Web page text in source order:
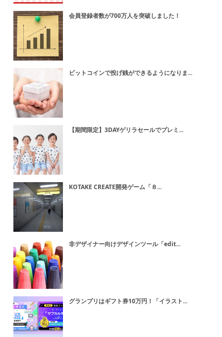
会員登録者数が700万人を突破しました！
ビットコインで投げ銭ができるようになりま...
【期間限定】3DAYゲリラセールでプレミ...
KOTAKE CREATE開発ゲーム「８...
非デザイナー向けデザインツール「edit...
グランプリはギフト券10万円！「イラスト...